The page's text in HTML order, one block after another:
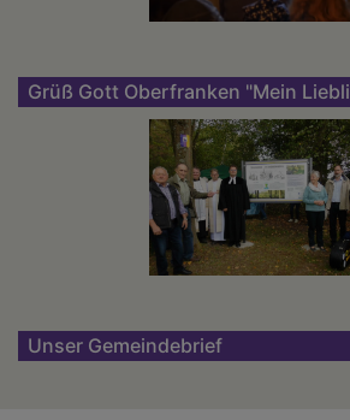
Grüß Gott Oberfranken "Mein
Unser Gemeindebrief